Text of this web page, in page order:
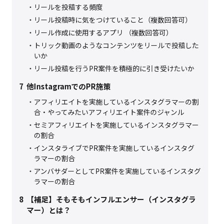
リールを投稿する頻度
リール投稿時に気をつけていること（複数回答可）
リール作成に使用するアプリ （複数回答可）
トリック動画のようなコンテンツをリールで投稿した
いか
リール投稿を行うPR案件を積極的に引き受けたいか
7 他InstagramでのPR施策
アフィリエイトを実施しているインスタグラマーの割
合・やってみたいアフィリエイト案件のジャンル
セミアフィリエイトを実施しているインスタグラマー
の割合
インスタライブでPR案件を実施しているインスタグ
ラマーの割合
アンバサダーとしてPR案件を実施しているインスタグ
ラマーの割合
8
【補足】そもそもインフルエンサー（インスタグラ
マー）とは？